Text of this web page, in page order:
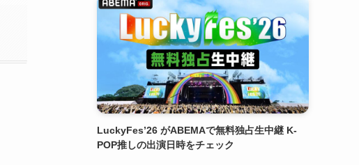
LuckyFes’26 がABEMAで無料独占生中継 K-
POP推しの出演日時をチェック